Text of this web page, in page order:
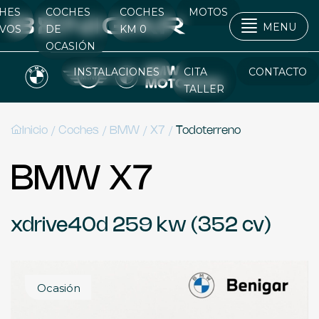
COCHES
DE
OCASIÓN
COCHES
KM 0
MOTOS
MENU
INSTALACIONES
CITA
TALLER
CONTACTO
Inicio / Coches / BMW / X7 / Todoterreno
BMW X7
xdrive40d 259 kw (352 cv)
Ocasión